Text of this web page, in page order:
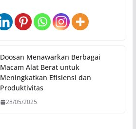
Doosan Menawarkan Berbagai
Macam Alat Berat untuk
Meningkatkan Efisiensi dan
Produktivitas
28/05/2025